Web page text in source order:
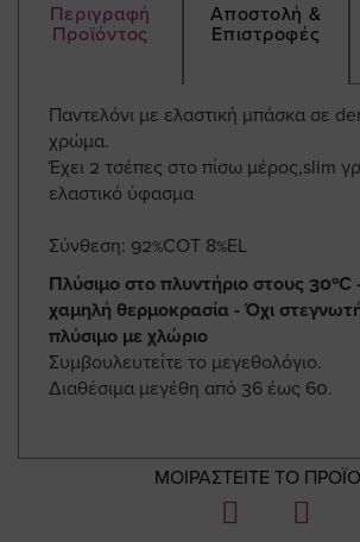
Περιγραφή
Προϊόντος
Αποστολή &
Επιστροφές
Παντελόνι με ελαστική μπάσκα σε
χρώμα.
Έχει 2 τσέπες στο πίσω μέρος,slim
ελαστικό ύφασμα
Σύνθεση: 92%COT 8%EL
Πλύσιμο στο πλυντήριο στους
χαμηλή θερμοκρασία - Όχι
πλύσιμο με χλώριο
Συμβουλευτείτε το μεγεθολόγιο.
Διαθέσιμα μεγέθη από 36 έως 60.
ΜΟΙΡΑΣΤΕΙΤΕ ΤΟ